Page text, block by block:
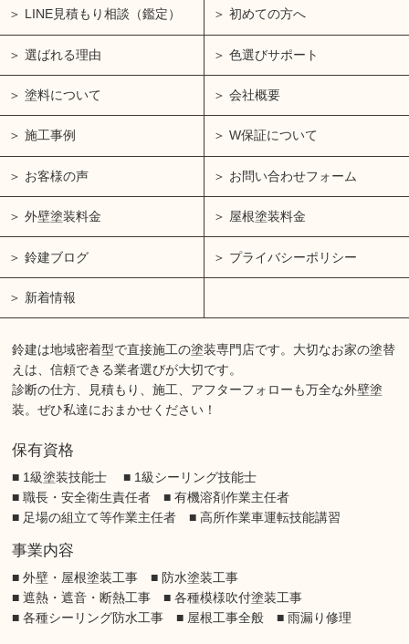
LINE見積もり相談（鑑定） 初めての方へ
選ばれる理由 色選びサポート
塗料について 会社概要
施工事例 W保証について
お客様の声 お問い合わせフォーム
外壁塗装料金 屋根塗装料金
鈴建ブログ プライバシーポリシー
新着情報
鈴建は地域密着型で直接施工の塗装専門店です。大切なお家の塗替
えは、信頼できる業者選びが大切です。
診断の仕方、見積もり、施工、アフターフォローも万全な外壁塗
装。ぜひ私達におまかせください！
保有資格
■ 1級塗装技能士 ■ 1級シーリング技能士
■ 職長・安全衛生責任者 ■ 有機溶剤作業主任者
■ 足場の組立て等作業主任者 ■ 高所作業車運転技能講習
事業内容
■ 外壁・屋根塗装工事 ■ 防水塗装工事
■ 遮熱・遮音・断熱工事 ■ 各種模様吹付塗装工事
■ 各種シーリング防水工事 ■ 屋根工事全般 ■ 雨漏り修理